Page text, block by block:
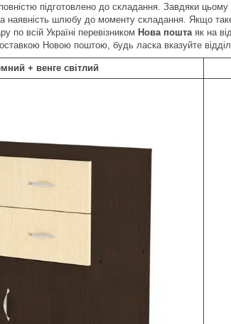
підготовлено до складання. Завдяки цьому
наявність шлюбу до моменту складання. Якщо
по всій Україні перевізником Нова пошта як на
Новою поштою, будь ласка вказуйте
+ венге світлий